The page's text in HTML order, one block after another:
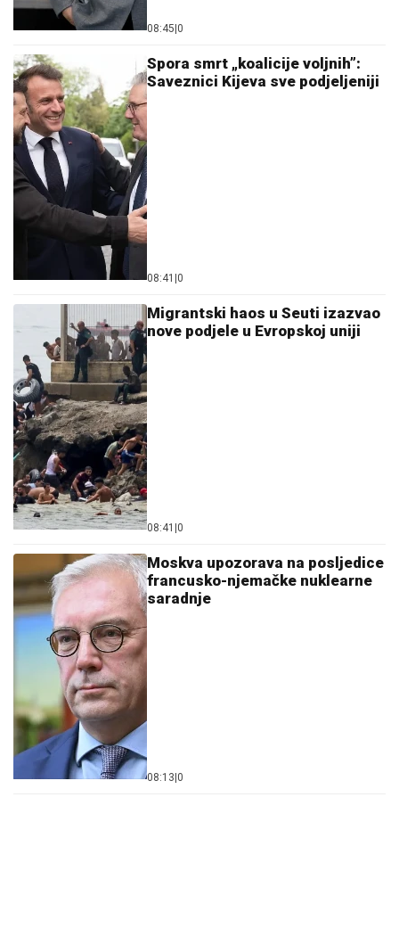
08:45 0
Spora smrt „koalicije voljnih”:
Saveznici Kijeva sve podjeljeniji
08:41 0
Migrantski haos u Seuti izazvao
nove podjele u Evropskoj uniji
08:41 0
Moskva upozorava na posljedice
francusko-njemačke nuklearne
saradnje
08:13 0